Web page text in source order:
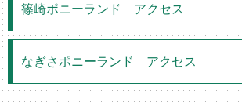
篠崎ポニーランド アクセス
なぎさポニーランド アクセス